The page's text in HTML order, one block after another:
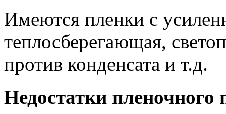
Имеются пленки с
теплосберегающая,
против конденсата и т.д.
Недостатки пленочного